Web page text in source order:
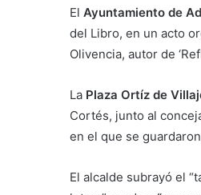
El Ayuntamiento de
del Libro, en un acto
Olivencia, autor de
La Plaza Ortíz de
Cortés, junto al
en el que se
El alcalde subrayó el